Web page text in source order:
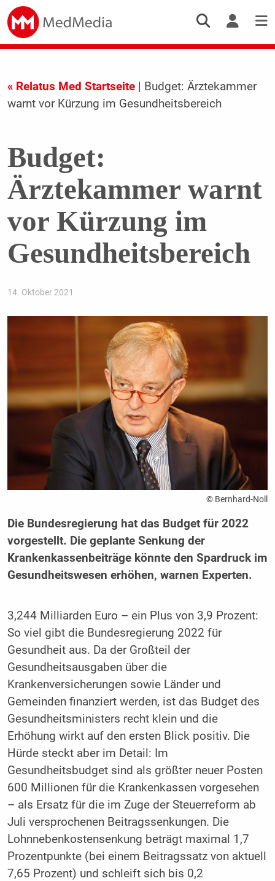
« Relatus Med Startseite| Budget: Ärztekammer
warnt vor Kürzung im Gesundheitsbereich
Budget:
Ärztekammer warnt
vor Kürzung im
Gesundheitsbereich
14. Oktober 2021
© Bernhard-Noll
Die Bundesregierung hat das Budget für 2022
vorgestellt. Die geplante Senkung der
Krankenkassenbeiträge könnte den Spardruck im
Gesundheitswesen erhöhen, warnen Experten.
3,244 Milliarden Euro – ein Plus von 3,9 Prozent:
So viel gibt die Bundesregierung 2022 für
Gesundheit aus. Da der Großteil der
Gesundheitsausgaben über die
Krankenversicherungen sowie Länder und
Gemeinden finanziert werden, ist das Budget des
Gesundheitsministers recht klein und die
Erhöhung wirkt auf den ersten Blick positiv. Die
Hürde steckt aber im Detail: Im
Gesundheitsbudget sind als größter neuer Posten
600 Millionen für die Krankenkassen vorgesehen
– als Ersatz für die im Zuge der Steuerreform ab
Juli versprochenen Beitragssenkungen. Die
Lohnnebenkostensenkung beträgt maximal 1,7
Prozentpunkte (bei einem Beitragssatz von aktuell
7,65 Prozent) und schleift sich bis 0,2